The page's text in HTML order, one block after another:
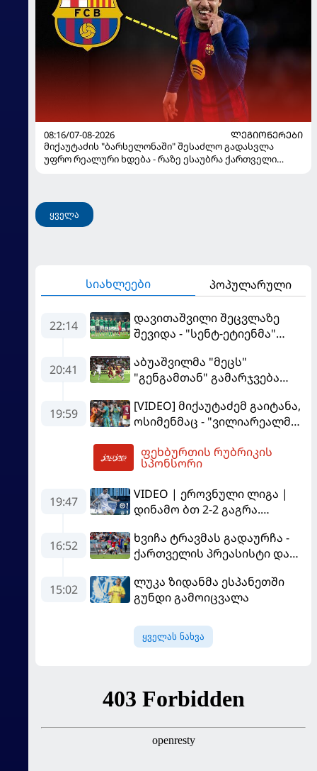
08:16/07-08-2026
ᲚᲔᲒᲘᲝᲜᲔᲠᲔᲑᲘ
მიქაუტაძის "ბარსელონაში" შესაძლო გადასვლა
უფრო რეალური ხდება - რაზე ესაუბრა ქართველი
ყველა
სიახლეები პოპულარული
22:14
დავითაშვილი შეცვლაზე
შევიდა - "სენტ-ეტიენმა"
20:41
აბუაშვილმა "მეცს"
"გენგამთან" გამარჯვება
19:59
[VIDEO] მიქაუტაძემ გაიტანა,
ოსიმენმაც - "ვილიარეალმა"
"გალათასარაის" მოუგო
ფეხბურთის რუბრიკის
სპონსორი
19:47
VIDEO | ეროვნული ლიგა |
დინამო ბთ 2-2 გაგრა.
16:52
ხვიჩა ტრავმას გადაურჩა -
ქართველის პრეასისტი და
იუნაიტედთან"
15:02
ლუკა ზიდანმა ესპანეთში
გუნდი გამოიცვალა
ყველას ნახვა